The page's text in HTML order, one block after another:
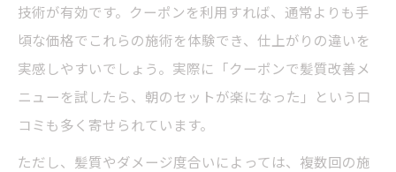
技術が有効です。クーポンを利用すれば、通常よりも手
頃な価格でこれらの施術を体験でき、仕上がりの違いを
実感しやすいでしょう。実際に「クーポンで髪質改善メ
ニューを試したら、朝のセットが楽になった」という口
コミも多く寄せられています。
ただし、髪質やダメージ度合いによっては、複数回の施